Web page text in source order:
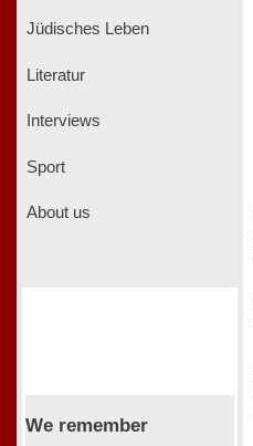
Jüdisches Leben
Literatur
Interviews
Sport
About us
We remember